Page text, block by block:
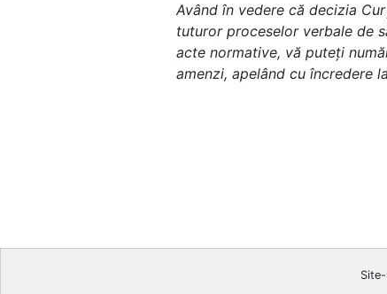
Având în vedere că decizia
tuturor proceselor verbale de
acte normative, vă puteți
amenzi, apelând cu încredere